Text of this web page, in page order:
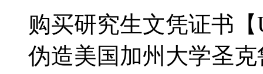
购买研究生文凭证书【
伪造美国加州大学圣